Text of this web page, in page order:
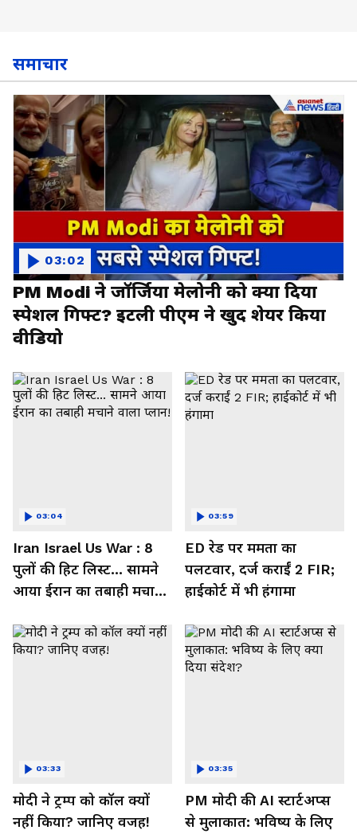
समाचार
PM Modi ने जॉर्जिया मेलोनी को क्या दिया
स्पेशल गिफ्ट? इटली पीएम ने खुद शेयर किया
वीडियो
03:02
Iran Israel Us War : 8
पुलों की हिट लिस्ट... सामने
आया ईरान का तबाही मचाने
03:04
ED रेड पर ममता का
पलटवार, दर्ज कराईं 2 FIR;
हाईकोर्ट में भी हंगामा
03:59
मोदी ने ट्रम्प को कॉल क्यों
नहीं किया? जानिए वजह!
03:33
PM मोदी की AI स्टार्टअप्स
से मुलाकात: भविष्य के लिए
03:35